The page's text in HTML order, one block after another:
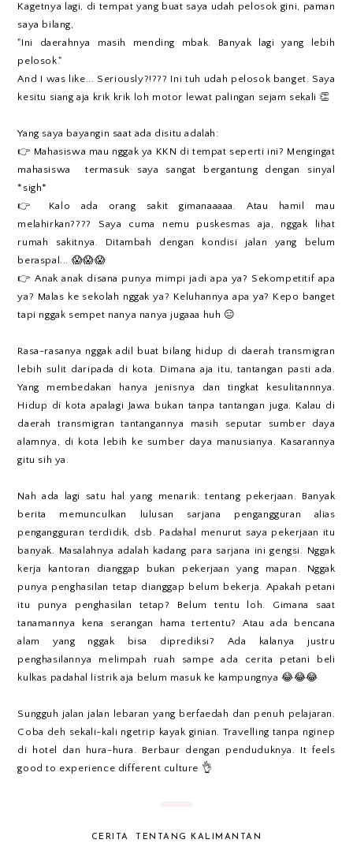
Kagetnya lagi, di tempat yang buat saya udah pelosok gini, paman
saya bilang,
"Ini daerahnya masih mending mbak. Banyak lagi yang lebih
pelosok."
And I was like... Seriously?!??? Ini tuh udah pelosok banget. Saya
kesitu siang aja krik krik loh motor lewat palingan sejam sekali 👏
Yang saya bayangin saat ada disitu adalah:
👉 Mahasiswa mau nggak ya KKN di tempat seperti ini? Mengingat
mahasiswa termasuk saya sangat bergantung dengan sinyal
*sigh*
👉 Kalo ada orang sakit gimanaaaaa. Atau hamil mau
melahirkan???? Saya cuma nemu puskesmas aja, nggak lihat
rumah sakitnya. Ditambah dengan kondisi jalan yang belum
beraspal... 😱😱😱
👉 Anak anak disana punya mimpi jadi apa ya? Sekompetitif apa
ya? Malas ke sekolah nggak ya? Keluhannya apa ya? Kepo banget
tapi nggak sempet nanya nanya jugaaa huh 😑
Rasa-rasanya nggak adil buat bilang hidup di daerah transmigran
lebih sulit daripada di kota. Dimana aja itu, tantangan pasti ada.
Yang membedakan hanya jenisnya dan tingkat kesulitannnya.
Hidup di kota apalagi Jawa bukan tanpa tantangan juga. Kalau di
daerah transmigran tantangannya masih seputar sumber daya
alamnya, di kota lebih ke sumber daya manusianya. Kasarannya
gitu sih ya.
Nah ada lagi satu hal yang menarik: tentang pekerjaan. Banyak
berita memunculkan lulusan sarjana pengangguran alias
pengangguran terdidik, dsb. Padahal menurut saya pekerjaan itu
banyak. Masalahnya adalah kadang para sarjana ini gengsi. Nggak
kerja kantoran dianggap bukan pekerjaan yang mapan. Nggak
punya penghasilan tetap dianggap belum bekerja. Apakah petani
itu punya penghasilan tetap? Belum tentu loh. Gimana saat
tanamannya kena serangan hama tertentu? Atau ada bencana
alam yang nggak bisa diprediksi? Ada kalanya justru
penghasilannya melimpah ruah sampe ada cerita petani beli
kulkas padahal listrik aja belum masuk ke kampungnya 😂😂😂
Sungguh jalan jalan lebaran yang berfaedah dan penuh pelajaran.
Coba deh sekali-kali ngetrip kayak ginian. Travelling tanpa nginep
di hotel dan hura-hura. Berbaur dengan penduduknya. It feels
good to experience different culture 👌
CERITA TENTANG KALIMANTAN